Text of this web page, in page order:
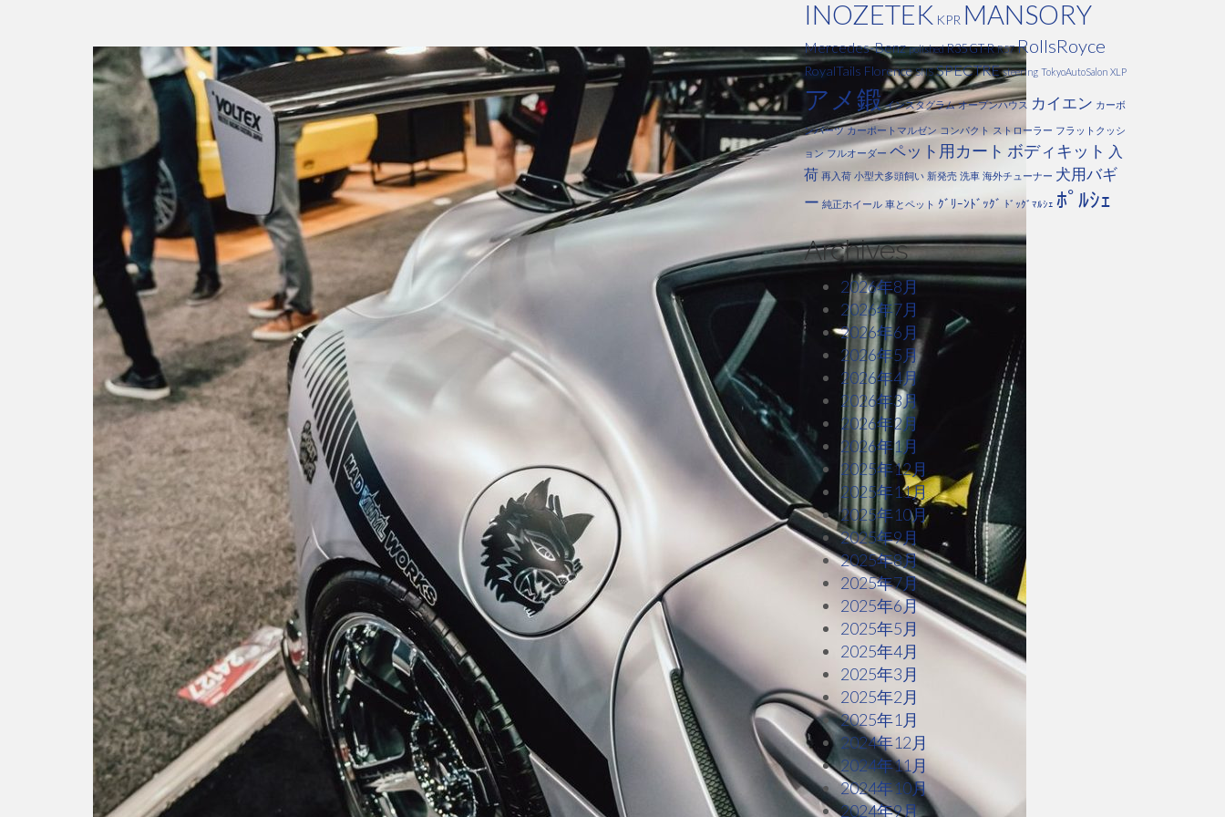
INOZETEK KPR MANSORY
Mercedes-Benz polished R35 GT-R R57 RollsRoyce
RoyalTails Florence SNS SPECTRE steering TokyoAutoSalon XLP
アメ鍛 インスタグラム オープンハウス カイエン カーボ
ンパーツ カーポートマルゼン コンパクト ストローラー フラットクッシ
ョン フルオーダー ペット用カート ボディキット 入
荷 再入荷 小型犬多頭飼い 新発売 洗車 海外チューナー 犬用バギ
ー 純正ホイール 車とペット ｸﾞﾘｰﾝﾄﾞｯｸﾞ ﾄﾞｯｸﾞﾏﾙｼｪ ﾎﾟﾙｼｪ
Archives
2026年8月
2026年7月
2026年6月
2026年5月
2026年4月
2026年3月
2026年2月
2026年1月
2025年12月
2025年11月
2025年10月
2025年9月
2025年8月
2025年7月
2025年6月
2025年5月
2025年4月
2025年3月
2025年2月
2025年1月
2024年12月
2024年11月
2024年10月
2024年9月